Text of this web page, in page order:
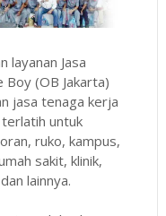
layanan Jasa
(OB Jakarta)
jasa tenaga kerja
untuk
ruko, kampus,
sakit, klinik,
lainnya.